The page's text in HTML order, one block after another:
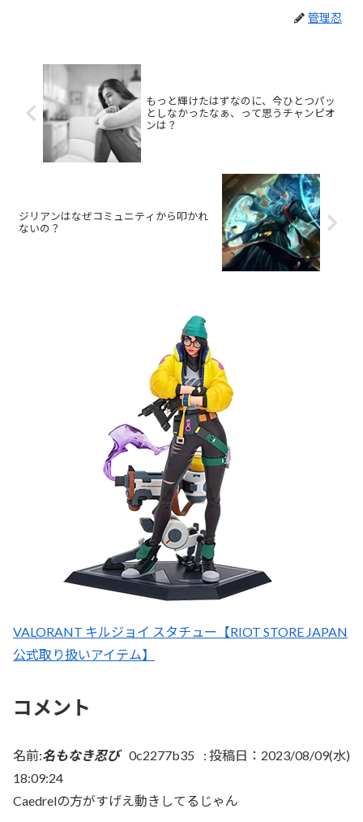
管理忍
もっと輝けたはずなのに、今ひとつパッ
としなかったなぁ、って思うチャンピオ
ンは？
ジリアンはなぜコミュニティから叩かれ
ないの？
VALORANT キルジョイ スタチュー【RIOT STORE JAPAN
公式取り扱いアイテム】
コメント
名前:名もなき忍び 0c2277b35 : 投稿日：2023/08/09(水)
18:09:24
Caedrelの方がすげえ動きしてるじゃん